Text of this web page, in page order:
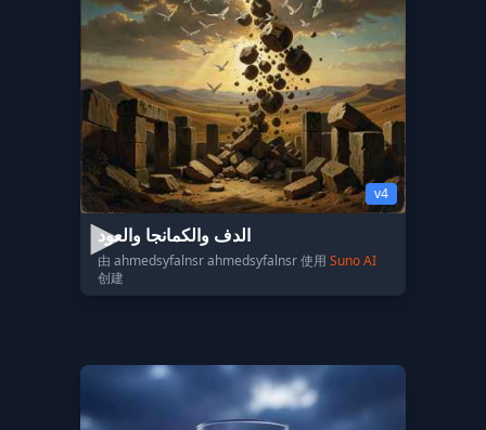
v4
الدف والكمانجا والعود
由 ahmedsyfalnsr ahmedsyfalnsr 使用 Suno AI
创建